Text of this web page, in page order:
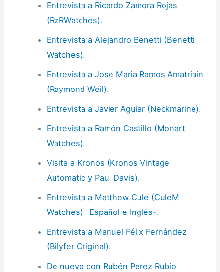
Entrevista a Ricardo Zamora Rojas
(RzRWatches).
Entrevista a Alejandro Benetti (Benetti
Watches).
Entrevista a Jose Maria Ramos Amatriain
(Raymond Weil).
Entrevista a Javier Aguiar (Neckmarine).
Entrevista a Ramón Castillo (Monart
Watches).
Visita a Kronos (Kronos Vintage
Automatic y Paul Davis).
Entrevista a Matthew Cule (CuleM
Watches) -Español e Inglés-.
Entrevista a Manuel Félix Fernández
(Bilyfer Original).
De nuevo con Rubén Pérez Rubio